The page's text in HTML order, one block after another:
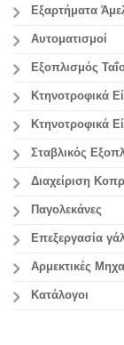
Εξαρτήματα
Αυτοματισμοί
Εξοπλισμός
Κτηνοτροφικά
Κτηνοτροφικά
Σταβλικός
Διαχείριση
Παγολεκάνες
Επεξεργασία
Aρμεκτικές
Κατάλογοι